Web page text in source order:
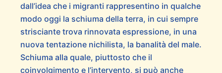
dall’idea che i migranti rappresentino in qualche
modo oggi la schiuma della terra, in cui sempre
strisciante trova rinnovata espressione, in una
nuova tentazione nichilista, la banalità del male.
Schiuma alla quale, piuttosto che il
coinvolgimento e l’intervento, si può anche